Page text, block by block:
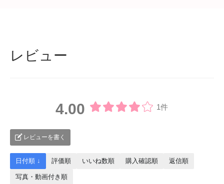
レビュー
4.00 1件
レビューを書く
日付順 ↓ 評価順 いいね数順 購入確認順 返信順
写真・動画付き順